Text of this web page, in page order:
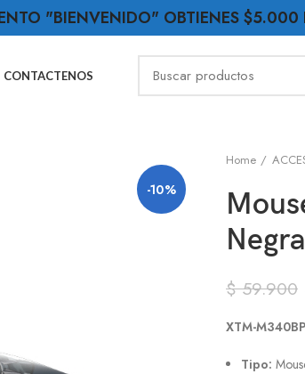
CONTACTENOS
-10%
Home
Negra
$59.900
XTM-M340BP
Tipo:
"BIENVENIDO" OBTIENES